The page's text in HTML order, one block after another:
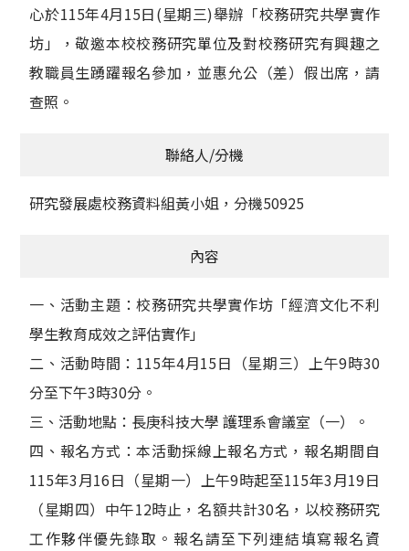
其他
活動花絮
心於115年4月15日(星期三)舉辦「校務研究共學實作
坊」，敬邀本校校務研究單位及對校務研究有興趣之
教職員生踴躍報名參加，並惠允公（差）假出席，請
查照。
聯絡人/分機
研究發展處校務資料組黃小姐，分機50925
內容
一、活動主題：校務研究共學實作坊「經濟文化不利
學生教育成效之評估實作」
二、活動時間：115年4月15日（星期三）上午9時30
分至下午3時30分。
三、活動地點：長庚科技大學 護理系會議室（一）。
四、報名方式：本活動採線上報名方式，報名期間自
115年3月16日（星期一）上午9時起至115年3月19日
（星期四）中午12時止，名額共計30名，以校務研究
工作夥伴優先錄取。報名請至下列連結填寫報名資